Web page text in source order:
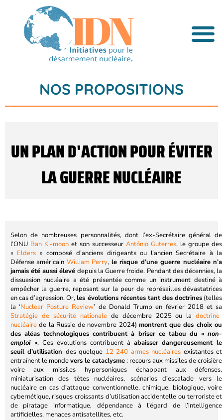
NOS PROPOSITIONS
UN PLAN D'ACTION POUR ÉVITER
LA GUERRE NUCLÉAIRE
Selon de nombreuses personnalités, dont l’ex-Secrétaire général de
l’ONU Ban Ki-moonet son successeurAntónio Guterres, le groupe des
« Elders » composé d’anciens dirigeants ou l’ancien Secrétaire à la
Défense américain William Perry, le risque d’une guerre nucléaire n’a
jamais été aussi élevé depuis la Guerre froide. Pendant des décennies, la
dissuasion nucléaire a été présentée comme un instrument destiné à
empêcher la guerre, reposant sur la peur de représailles dévastatrices
en cas d’agression. Or,les évolutions récentes tant des doctrines (telles
la ‘Nuclear Posture Review’ de Donald Trump en février 2018 et sa
Stratégie de sécurité nationalede décembre 2025 ou ladoctrine
nucléairede la Russie de novembre 2024)montrent que des choix ou
des aléas technologiques contribuent à briser ce tabou du «non-
emploi». Ces évolutions contribuent à abaisser dangereusement le
seuil d’utilisation des quelque 12 240 armes nucléaires existantes et
entraînent le mondevers le cataclysme: recours aux missiles de croisière
voire aux missiles hypersoniques échappant aux défenses,
miniaturisation des têtes nucléaires, scénarios d’escalade vers le
nucléaire en cas d’attaque conventionnelle, chimique, biologique, voire
cybernétique, risques croissants d’utilisation accidentelle ou terroriste et
de piratage informatique, dépendance à l’égard de l’intelligence
artificielles, menaces antisatellites, etc.